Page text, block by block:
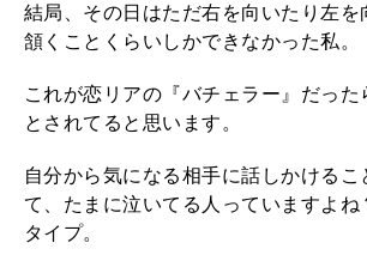
結局、その日はただ右を向いたり左を
頷くことくらいしかできなかった私。
これが恋リアの『バチェラー』だった
とされてると思います。
自分から気になる相手に話しかけるこ
て、たまに泣いてる人っていますよ
タイプ。